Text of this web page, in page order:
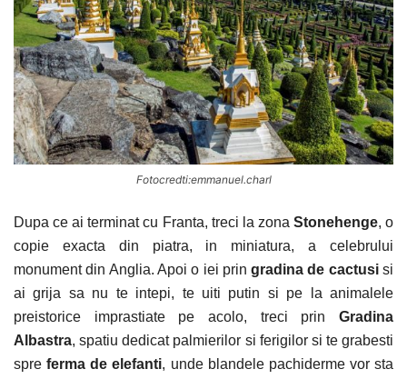
Fotocredti:emmanuel.charl
Dupa ce ai terminat cu Franta, treci la zona Stonehenge, o
copie exacta din piatra, in miniatura, a celebrului
monument din Anglia. Apoi o iei pringradina de cactusisi
ai grija sa nu te intepi, te uiti putin si pe la animalele
preistorice imprastiate pe acolo, treci prin Gradina
Albastra, spatiu dedicat palmierilor si ferigilor si te grabesti
spreferma de elefanti, unde blandele pachiderme vor sta